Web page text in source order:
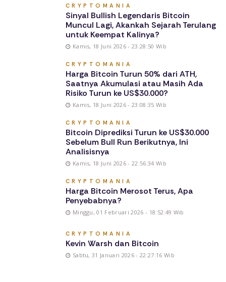
CRYPTOMANIA
Sinyal Bullish Legendaris Bitcoin
Muncul Lagi, Akankah Sejarah Terulang
untuk Keempat Kalinya?
Kamis, 18 Juni 2026 - 23:28:50 Wib
CRYPTOMANIA
Harga Bitcoin Turun 50% dari ATH,
Saatnya Akumulasi atau Masih Ada
Risiko Turun ke US$30.000?
Kamis, 18 Juni 2026 - 23:08:35 Wib
CRYPTOMANIA
Bitcoin Diprediksi Turun ke US$30.000
Sebelum Bull Run Berikutnya, Ini
Analisisnya
Kamis, 18 Juni 2026 - 22:56:34 Wib
CRYPTOMANIA
Harga Bitcoin Merosot Terus, Apa
Penyebabnya?
Minggu, 01 Februari 2026 - 18:52:49 Wib
CRYPTOMANIA
Kevin Warsh dan Bitcoin
Sabtu, 31 Januari 2026 - 22:27:16 Wib